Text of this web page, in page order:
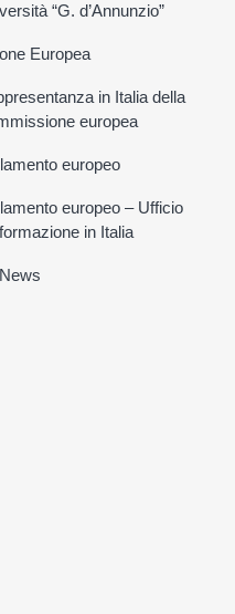
“G. d’Annunzio”
Europea
in Italia della
europea
europeo
europeo – Ufficio
in Italia